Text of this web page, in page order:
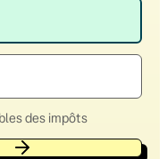
des impôts